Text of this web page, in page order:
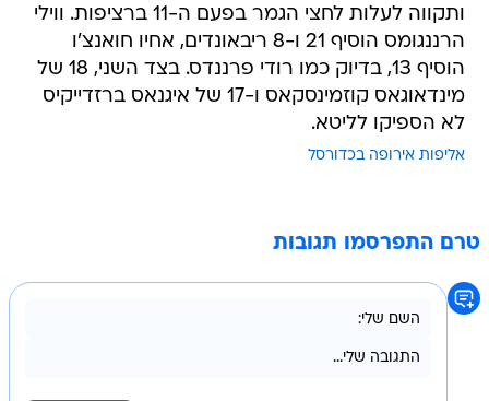
ותקווה לעלות לחצי הגמר בפעם ה-11 ברציפות. ווילי
הרננגומס הוסיף 21 ו-8 ריבאונדים, אחיו חואנצ'ו
הוסיף 13, בדיוק כמו רודי פרננדס. בצד השני, 18 של
מינדאוגאס קוזמינסקאס ו-17 של איגנאס ברזדייקיס
לא הספיקו לליטא.
אליפות אירופה בכדורסל
טרם התפרסמו תגובות